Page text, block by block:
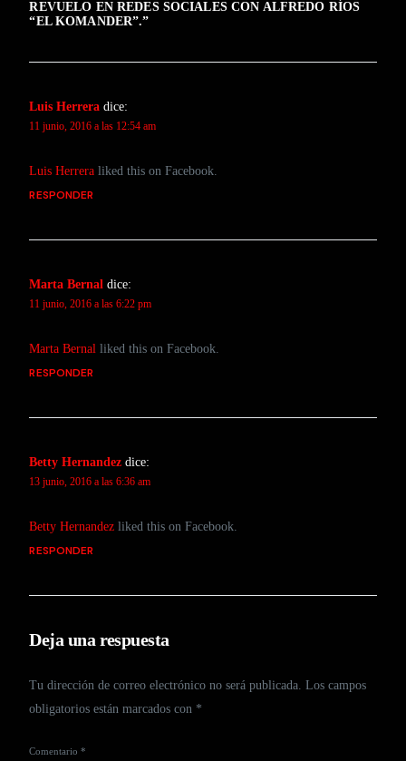
REVUELO EN REDES SOCIALES CON ALFREDO RÍOS
“EL KOMANDER”.”
Luis Herrera dice:
11 junio, 2016 a las 12:54 am
Luis Herrera liked this on Facebook.
RESPONDER
Marta Bernal dice:
11 junio, 2016 a las 6:22 pm
Marta Bernal liked this on Facebook.
RESPONDER
Betty Hernandez dice:
13 junio, 2016 a las 6:36 am
Betty Hernandez liked this on Facebook.
RESPONDER
Deja una respuesta
Tu dirección de correo electrónico no será publicada. Los campos
obligatorios están marcados con *
Comentario*